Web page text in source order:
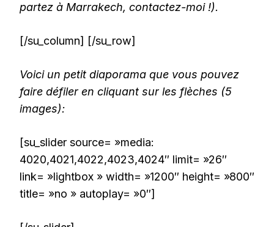
partez à Marrakech, contactez-moi !).
[/su_column] [/su_row]
Voici un petit diaporama que vous pouvez
faire défiler en cliquant sur les flèches (5
images):
[su_slider source= »media:
4020,4021,4022,4023,4024″ limit= »26″
link= »lightbox » width= »1200″ height= »800″
title= »no » autoplay= »0″]